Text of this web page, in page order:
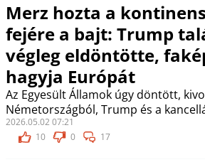
Merz hozta a kontinens
fejére a bajt: Trump
végleg eldöntötte,
hagyja Európát
Az Egyesült Államok úgy döntött,
Németországból, Trump és a
2026.05.02 07:21
10
0 17